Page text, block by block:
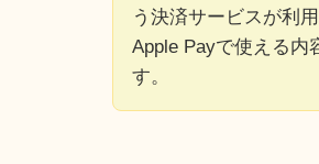
う決済サービスが利用
Apple Payで使える内
す。